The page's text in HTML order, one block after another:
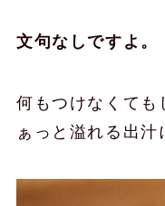
文句なしですよ。
何もつけなくても
ぁっと溢れる出